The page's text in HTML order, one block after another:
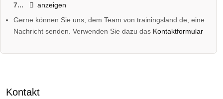
7...
anzeigen
Gerne können Sie uns, dem Team von trainingsland.de, eine
Nachricht senden. Verwenden Sie dazu das Kontaktformular
Kontakt